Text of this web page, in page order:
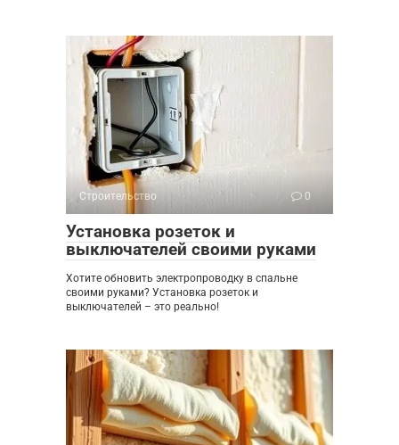
Строительство 0
Установка розеток и
выключателей своими руками
Хотите обновить электропроводку в спальне
своими руками? Установка розеток и
выключателей – это реально!